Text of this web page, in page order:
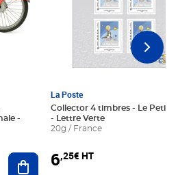
Ajouter au panier
La Poste
Collector 4 timbres - Le Petit
- Lettre Verte
20g / France
6,25€ HT